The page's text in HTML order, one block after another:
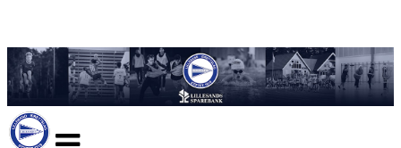
navigasjon